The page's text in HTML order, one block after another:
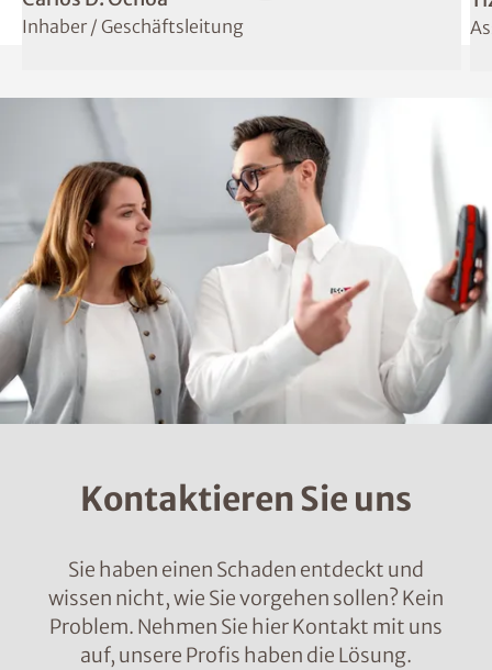
Inhaber / Geschäftsleitung
Kontaktieren Sie uns
Sie haben einen Schaden entdeckt und
wissen nicht, wie Sie vorgehen sollen? Kein
Problem. Nehmen Sie hier Kontakt mit uns
auf, unsere Profis haben die Lösung.